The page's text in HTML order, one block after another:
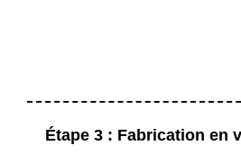
Étape 3 : Fabrication en